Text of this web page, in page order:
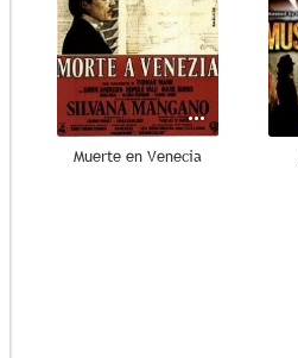
Muerte en Venecia